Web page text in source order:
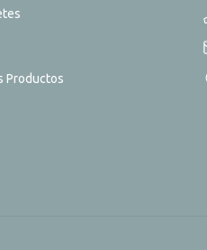
Productos